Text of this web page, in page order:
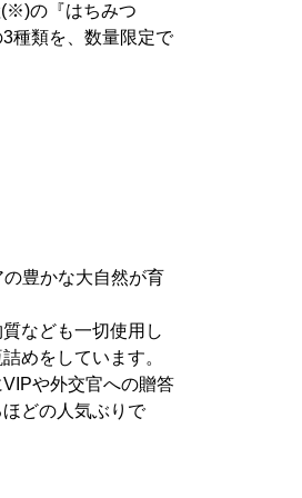
(※)の『はちみつ
種類を、数量限定で
豊かな大自然が育
なども一切使用し
めをしています。
や外交官への贈答
どの人気ぶりで